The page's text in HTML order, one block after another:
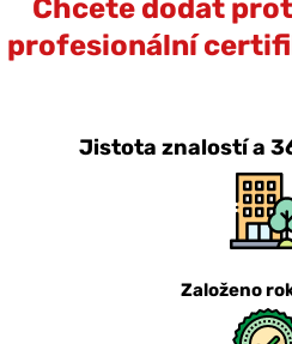
Chcete dodat
profesionální
Jistota znalostí a
Založeno